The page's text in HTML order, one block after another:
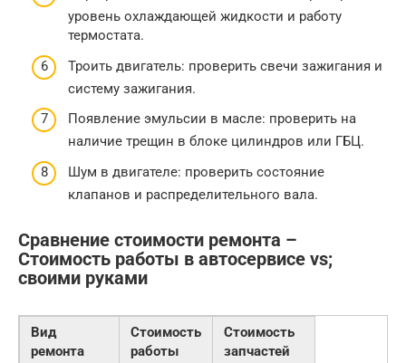
уровень охлаждающей жидкости и работу
термостата.
Троить двигатель: проверить свечи зажигания и
систему зажигания.
Появление эмульсии в масле: проверить на
наличие трещин в блоке цилиндров или ГБЦ.
Шум в двигателе: проверить состояние
клапанов и распределительного вала.
Сравнение стоимости ремонта –
Стоимость работы в автосервисе vs;
своими руками
Вид
ремонта
Стоимость
работы
Стоимость
запчастей